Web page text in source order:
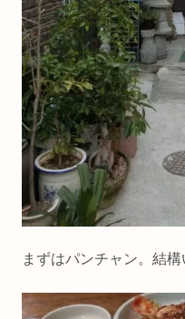
まずはパンチャン。結構